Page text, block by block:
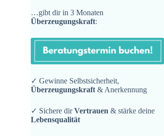
…gibt dir in 3 Monaten
Überzeugungskraft:
✓ Gewinne Selbstsicherheit,
Überzeugungskraft & Anerkennung
✓ Sichere dirVertrauen & stärke deine
Lebensqualität